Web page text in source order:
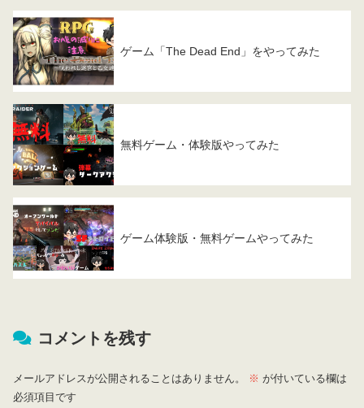
ゲーム「The Dead End」をやってみた
無料ゲーム・体験版やってみた
ゲーム体験版・無料ゲームやってみた
コメントを残す
メールアドレスが公開されることはありません。 ※ が付いている欄は
必須項目です